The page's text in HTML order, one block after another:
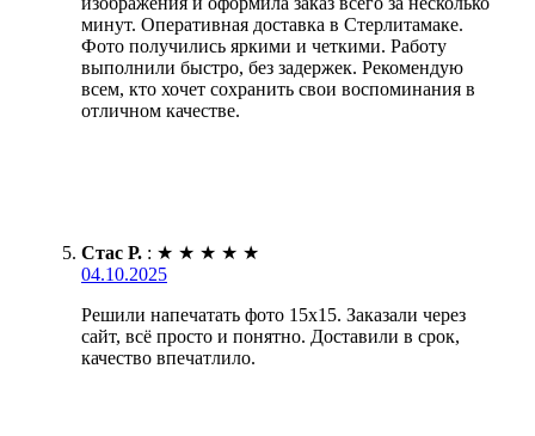
минут. Оперативная доставка в Стерлитамаке.
Фото получились яркими и четкими. Работу
выполнили быстро, без задержек. Рекомендую
всем, кто хочет сохранить свои воспоминания в
отличном качестве.
Стас Р. : ★ ★ ★ ★ ★
04.10.2025
Решили напечатать фото 15х15. Заказали через
сайт, всё просто и понятно. Доставили в срок,
качество впечатлило.